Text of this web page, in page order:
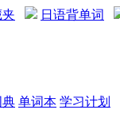
日语背单词
典 单词本 学习计划